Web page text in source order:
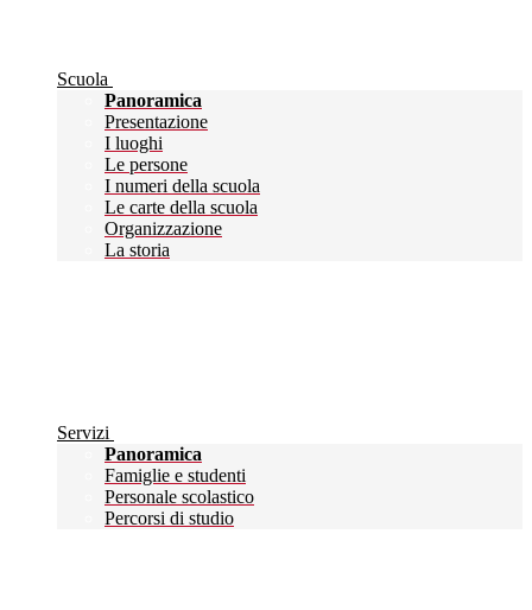
Scuola
Panoramica
Presentazione
I luoghi
Le persone
I numeri della scuola
Le carte della scuola
Organizzazione
La storia
Servizi
Panoramica
Famiglie e studenti
Personale scolastico
Percorsi di studio